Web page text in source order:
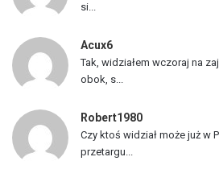
si...
Acux6
Tak, widziałem wczoraj na
obok, s...
Robert1980
Czy ktoś widział może już w
przetargu...